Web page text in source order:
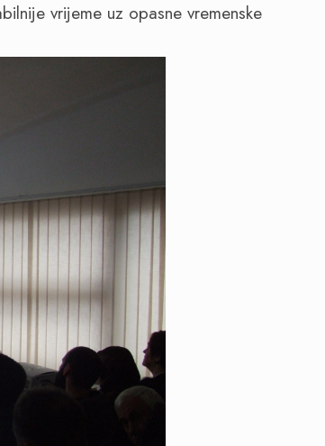
vrijeme uz opasne vremenske